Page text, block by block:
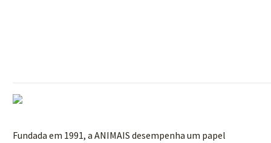
Fundada em 1991, a ANIMAIS desempenha um papel